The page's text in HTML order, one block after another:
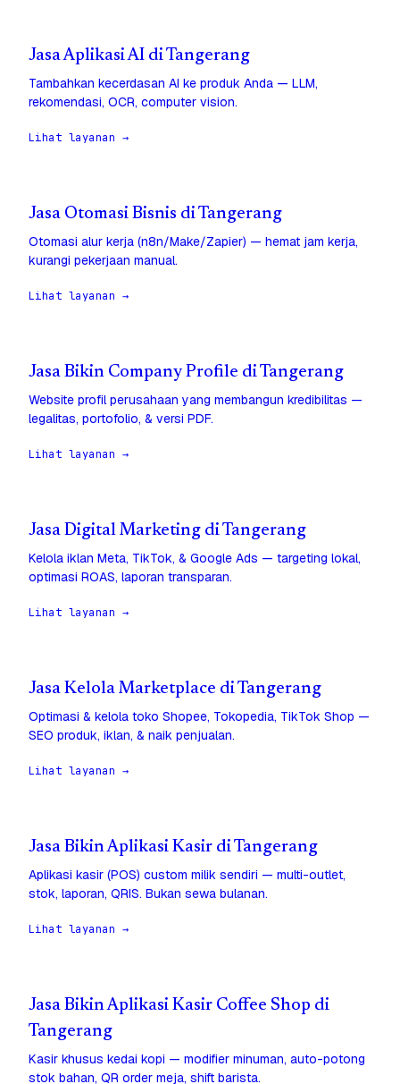
Jasa Aplikasi AI di Tangerang
Tambahkan kecerdasan AI ke produk Anda — LLM,
rekomendasi, OCR, computer vision.
Lihat layanan →
Jasa Otomasi Bisnis di Tangerang
Otomasi alur kerja (n8n/Make/Zapier) — hemat jam kerja,
kurangi pekerjaan manual.
Lihat layanan →
Jasa Bikin Company Profile di Tangerang
Website profil perusahaan yang membangun kredibilitas —
legalitas, portofolio, & versi PDF.
Lihat layanan →
Jasa Digital Marketing di Tangerang
Kelola iklan Meta, TikTok, & Google Ads — targeting lokal,
optimasi ROAS, laporan transparan.
Lihat layanan →
Jasa Kelola Marketplace di Tangerang
Optimasi & kelola toko Shopee, Tokopedia, TikTok Shop —
SEO produk, iklan, & naik penjualan.
Lihat layanan →
Jasa Bikin Aplikasi Kasir di Tangerang
Aplikasi kasir (POS) custom milik sendiri — multi-outlet,
stok, laporan, QRIS. Bukan sewa bulanan.
Lihat layanan →
Jasa Bikin Aplikasi Kasir Coffee Shop di
Tangerang
Kasir khusus kedai kopi — modifier minuman, auto-potong
stok bahan, QR order meja, shift barista.